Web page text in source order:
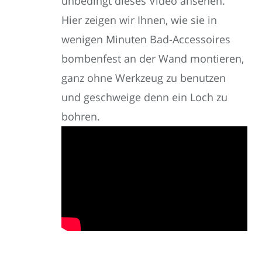
Hier zeigen wir Ihnen, wie sie in
wenigen Minuten Bad-Accessoires
bombenfest an der Wand montieren,
ganz ohne Werkzeug zu benutzen
und geschweige denn ein Loch zu
bohren.